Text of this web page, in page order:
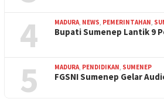
4 MADURA, NEWS, PEMERINTAHAN,
Bupati Sumenep Lantik 9
5 MADURA, PENDIDIKAN, SUMENEP
FGSNI Sumenep Gelar